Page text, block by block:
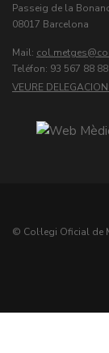
Passeig de la
08017 Barcelona
Mail: col.metges
Teléfon: 93 567 88 88
VEURE
© Col·legi Oficial de